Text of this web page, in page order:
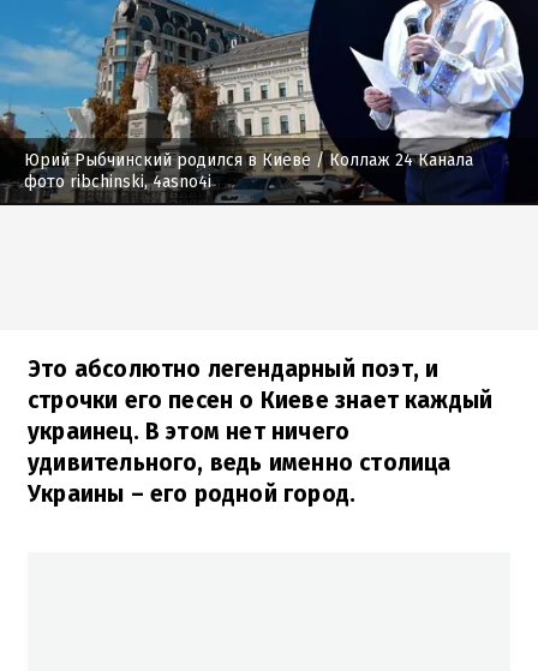
Юрий Рыбчинский родился в Киеве / Коллаж 24 Канала
фото ribchinski, 4asno4i
Это абсолютно легендарный поэт, и
строчки его песен о Киеве знает каждый
украинец. В этом нет ничего
удивительного, ведь именно столица
Украины – его родной город.